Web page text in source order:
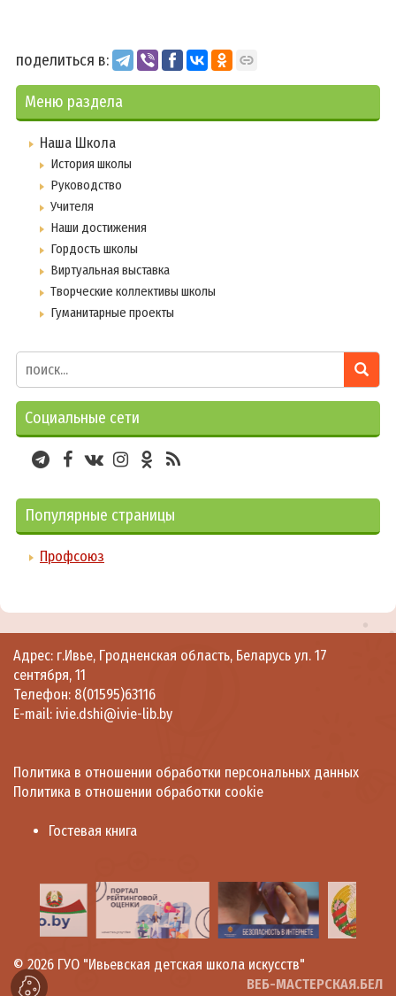
поделиться в:
Меню раздела
Наша Школа
История школы
Руководство
Учителя
Наши достижения
Гордость школы
Виртуальная выставка
Творческие коллективы школы
Гуманитарные проекты
Социальные сети
Популярные страницы
Профсоюз
Адрес: г.Ивье, Гродненская область, Беларусь ул. 17
сентября, 11
Телефон: 8(01595)63116
E-mail: ivie.dshi@ivie-lib.by
Политика в отношении обработки персональных данных
Политика в отношении обработки cookie
Гостевая книга
© 2026 ГУО "Ивьевская детская школа искусств"
ВЕБ-МАСТЕРСКАЯ.БЕЛ